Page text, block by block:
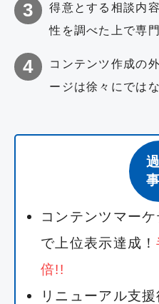
得意とする相談内
性を調べた上で専
コンテンツ作成の
ージは徐々にでは
コンテンツマー
で上位表示達成！
倍!!
リニューアル支援